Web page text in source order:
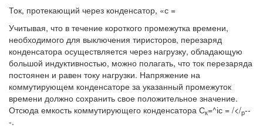
Ток, протекающий через конденсатор, «с =
Учитывая, что в течение короткого промежутка времени,
необходимого для выключения тиристоров, перезаряд
конденсатора осуществляется через нагрузку, обладающую
большой индуктивностью, можно полагать, что ток перезаряда
постоянен и равен току нагрузки. Напряжение на
коммутирующем конденсаторе за указанный промежуток
времени должно сохранить свое положительное значение.
Отсюда емкость коммутирующего конденсатора Ск=^іс = /</р--
-.